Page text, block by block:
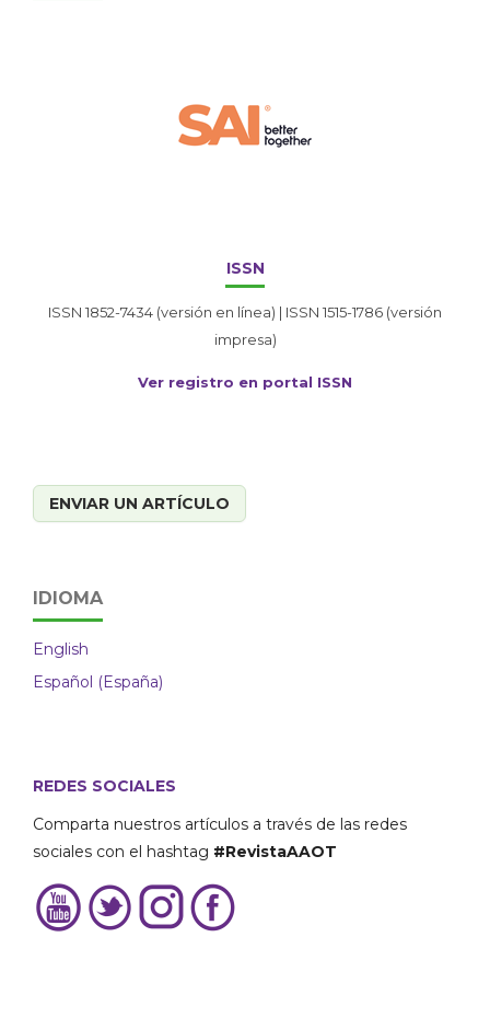
ISSN
ISSN 1852-7434 (versión en línea) | ISSN 1515-1786 (versión
impresa)
Ver registro en portal ISSN
ENVIAR UN ARTÍCULO
IDIOMA
English
Español (España)
REDES SOCIALES
Comparta nuestros artículos a través de las redes
sociales con el hashtag #RevistaAAOT